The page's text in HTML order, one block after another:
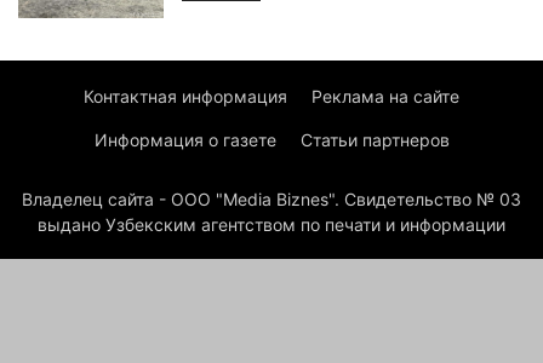
Контактная информация Реклама на сайте
Информация о газете Статьи партнеров
Владелец сайта - ООО "Media Biznes". Свидетельство № 03
выдано Узбекским агентством по печати и информации